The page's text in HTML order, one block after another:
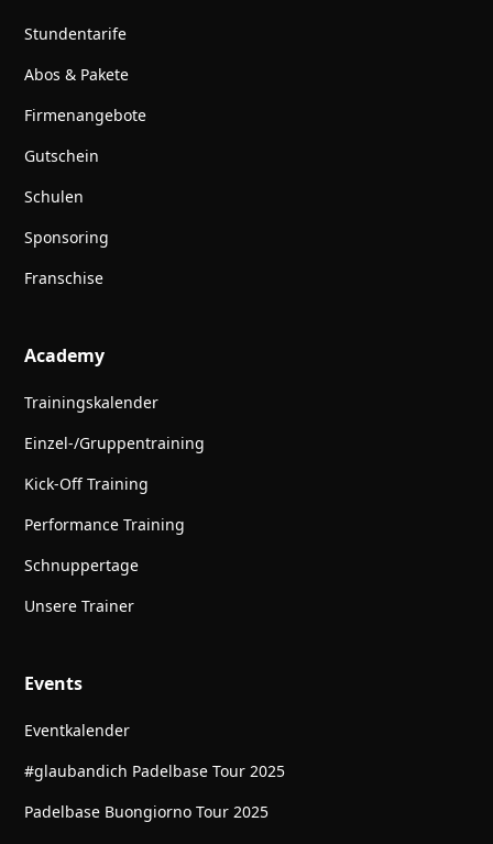
Stundentarife
Abos & Pakete
Firmenangebote
Gutschein
Schulen
Sponsoring
Franschise
Academy
Trainingskalender
Einzel-/Gruppentraining
Kick-Off Training
Performance Training
Schnuppertage
Unsere Trainer
Events
Eventkalender
#glaubandich Padelbase Tour 2025
Padelbase Buongiorno Tour 2025